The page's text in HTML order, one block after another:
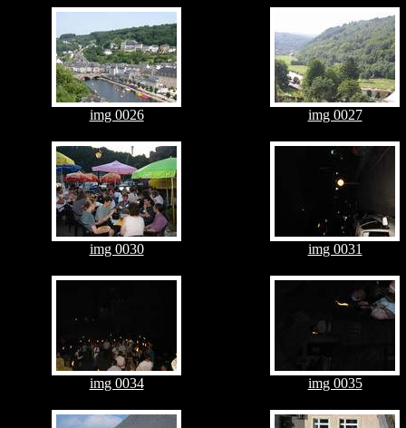
img 0026 img 0027
img 0030 img 0031
img 0034 img 0035